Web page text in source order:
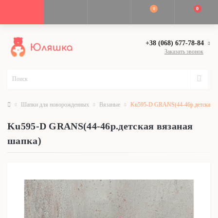
0 0
+38 (068) 677-78-84
Заказать звонок
Шапки для новорожденных Вязаные Ku595-D GRANS(44-46р.детская
Ku595-D GRANS(44-46р.детская вязаная
шапка)